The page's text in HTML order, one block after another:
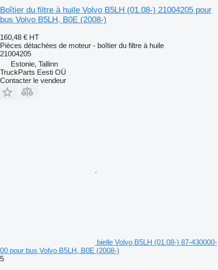
Boîtier du filtre à huile Volvo B5LH (01.08-) 21004205 pour
bus Volvo B5LH, B0E (2008-)
160,48 € HT
Pièces détachées de moteur - boîtier du filtre à huile
21004205
Estonie, Tallinn
TruckParts Eesti OÜ
Contacter le vendeur
bielle Volvo B5LH (01.08-) 87-430000-
00 pour bus Volvo B5LH, B0E (2008-)
5